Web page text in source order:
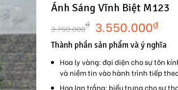
Ánh Sáng Vĩnh Biệt M123
3.750.000₫ 3.550.000₫
Thành phần sản phẩm và ý nghĩa
Hoa ly vàng: đại diện cho sự tôn
và niềm tin vào hành trình tiếp
Hoa lan trắng: biểu trưng cho sự